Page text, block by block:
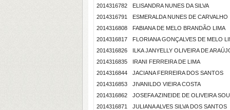
2014316782
ELISANDRA NUNES DA SILVA
2014316791
ESMERALDA NUNES DE CARVALHO
2014316808
FABIANA DE MELO BRANDÃO LIMA
2014316817
FLORIANA GONÇALVES DE MELO
2014316826
ILKA JANYELLY OLIVEIRA DE
2014316835
IRANI FERREIRA DE LIMA
2014316844
JACIANA FERREIRA DOS SANTOS
2014316853
JIVANILDO VIEIRA COSTA
2014316862
JOSEFA AZINEIDE DE OLIVEIRA
2014316871
JULIANA ALVES SILVA DOS SANTOS